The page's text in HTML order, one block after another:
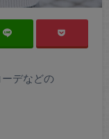
デなどの